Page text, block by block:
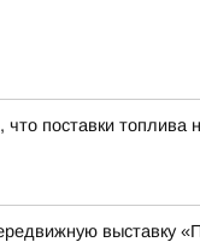
поставки топлива